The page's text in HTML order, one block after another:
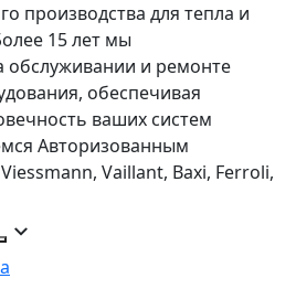
производства для тепла и
15 лет мы
обслуживании и ремонте
обеспечивая
ваших систем
Авторизованным
Vaillant, Baxi, Ferroli,